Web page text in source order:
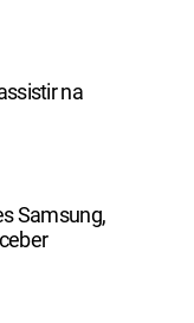
na
Samsung,